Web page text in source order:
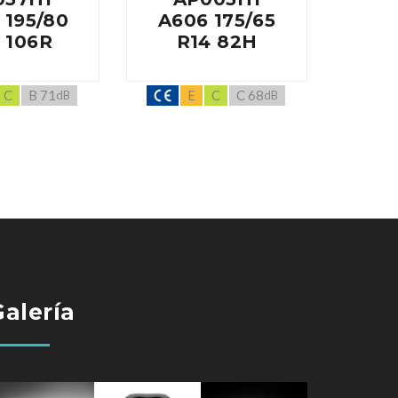
80
106R
C B 71 dB
A606 175/65
R14 82H
E C C 68dB